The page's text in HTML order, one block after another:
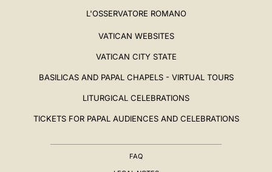
L'OSSERVATORE ROMANO
VATICAN WEBSITES
VATICAN CITY STATE
BASILICAS AND PAPAL CHAPELS - VIRTUAL TOURS
LITURGICAL CELEBRATIONS
TICKETS FOR PAPAL AUDIENCES AND CELEBRATIONS
FAQ